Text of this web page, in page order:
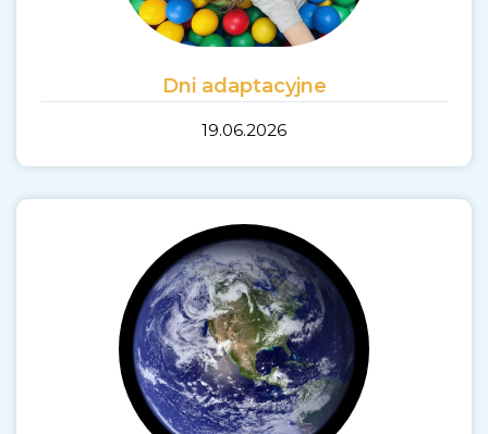
Dni adaptacyjne
19.06.2026